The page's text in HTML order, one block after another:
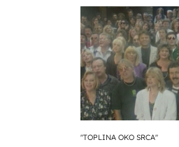
"TOPLINA OKO SRCA"